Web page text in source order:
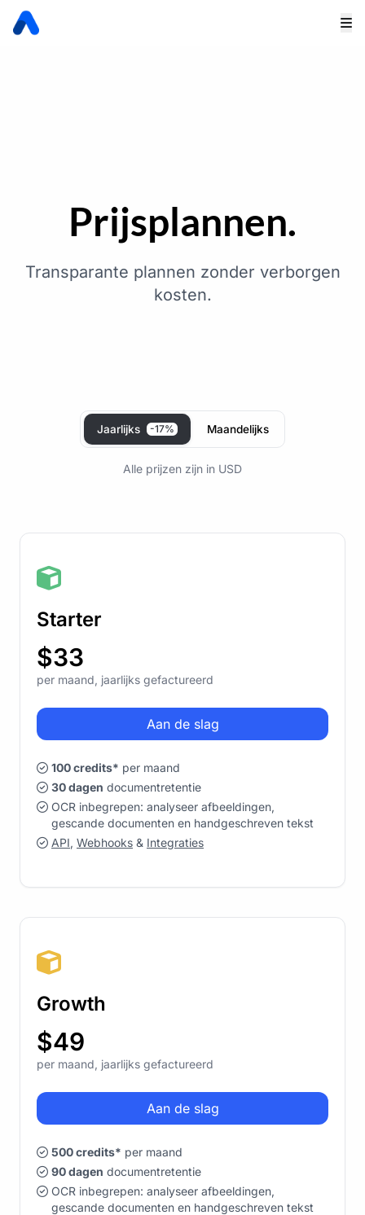
Prijsplannen.
Transparante plannen zonder verborgen
kosten.
Jaarlijks -17% Maandelijks
Alle prijzen zijn in USD
Starter
$33
per maand, jaarlijks gefactureerd
Aan de slag
100 credits* per maand
30 dagen documentretentie
OCR inbegrepen: analyseer afbeeldingen,
gescande documenten en handgeschreven tekst
API, Webhooks & Integraties
Growth
$49
per maand, jaarlijks gefactureerd
Aan de slag
500 credits* per maand
90 dagen documentretentie
OCR inbegrepen: analyseer afbeeldingen,
gescande documenten en handgeschreven tekst